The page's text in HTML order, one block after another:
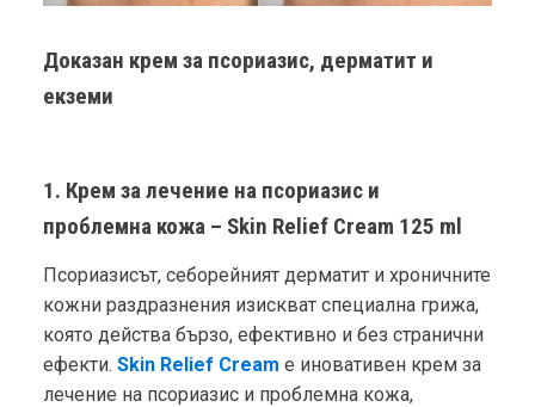
Доказан крем за псориазис, дерматит и
екземи
1. Крем за лечение на псориазис и
проблемна кожа – Skin Relief Cream 125 ml
Псориазисът, себорейният дерматит и хроничните
кожни раздразнения изискват специална грижа,
която действа бързо, ефективно и без странични
ефекти. Skin Relief Cream е иновативен крем за
лечение на псориазис и проблемна кожа,